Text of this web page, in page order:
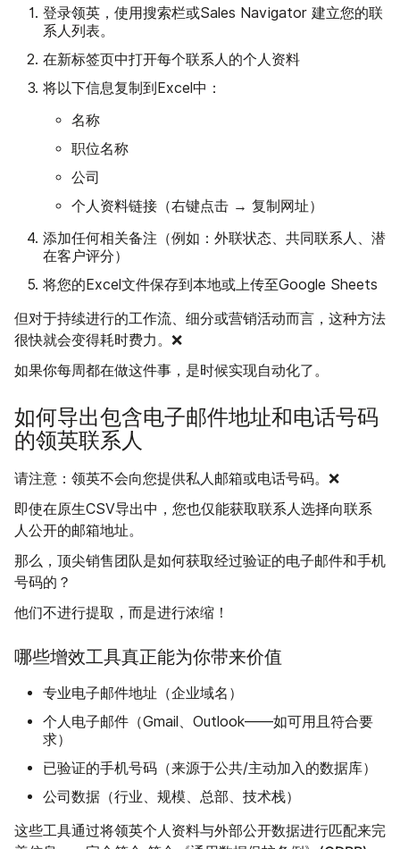
登录领英，使用搜索栏或Sales Navigator 建立您的联
系人列表。
在新标签页中打开每个联系人的个人资料
将以下信息复制到Excel中：
名称
职位名称
公司
个人资料链接（右键点击 → 复制网址）
添加任何相关备注（例如：外联状态、共同联系人、潜
在客户评分）
将您的Excel文件保存到本地或上传至Google Sheets
但对于持续进行的工作流、细分或营销活动而言，这种方法
很快就会变得耗时费力。❌
如果你每周都在做这件事，是时候实现自动化了。
如何导出包含电子邮件地址和电话号码
的领英联系人
请注意： 领英不会向您提供私人邮箱或电话号码。 ❌
即使在原生CSV导出中，您也仅能获取联系人选择向联系
人公开的邮箱地址。
那么，顶尖销售团队是如何获取经过验证的电子邮件和手机
号码的？
他们不进行提取，而是进行浓缩！
哪些增效工具真正能为你带来价值
专业电子邮件地址（企业域名）
个人电子邮件（Gmail、Outlook——如可用且符合要
求）
已验证的手机号码（来源于公共/主动加入的数据库）
公司数据（行业、规模、总部、技术栈）
这些工具通过将领英个人资料与外部公开数据进行匹配来完